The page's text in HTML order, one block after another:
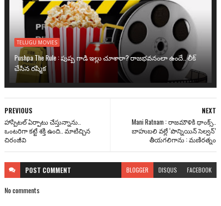
TELUGU MOVIES
Pushpa The Rule : పుష్ప గాడి ఇల్లు చూశారా? రాజభవనంలా ఉందే.. లీక్
చేసిన రష్మిక
NEXT
Mani Ratnam : రాజ‌మౌళికి థాంక్స్‌..
బాహుబ‌లి వ‌ల్లే ‘పొన్నియిన్ సెల్వ‌న్’
తీయ‌గ‌లిగాను : మ‌ణిర‌త్నం
PREVIOUS
హాస్పిటల్ ఏర్పాటు చేస్తున్నాను..
ఒంటరిగా కట్టే శక్తి ఉంది.. మాటిచ్చిన
చిరంజీవి
POST COMMENT BLOGGER DISQUS FACEBOOK
No comments